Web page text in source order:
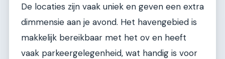
De locaties zijn vaak uniek en geven een extra
dimmensie aan je avond. Het havengebied is
makkelijk bereikbaar met het ov en heeft
vaak parkeergelegenheid, wat handig is voor